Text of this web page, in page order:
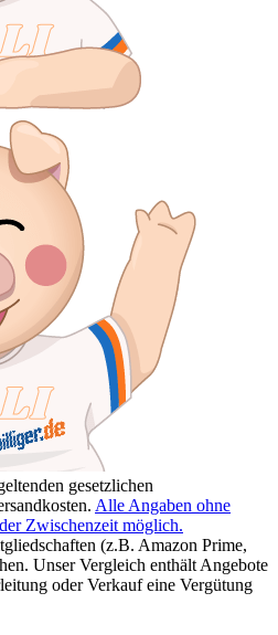
gesetzlichen
Alle Angaben ohne
Zwischenzeit möglich.
(z.B. Amazon Prime,
Unser Vergleich enthält Angebote
oder Verkauf eine Vergütung